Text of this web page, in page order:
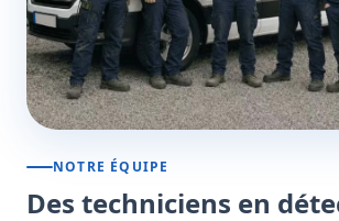
NOTRE ÉQUIPE
Des techniciens en